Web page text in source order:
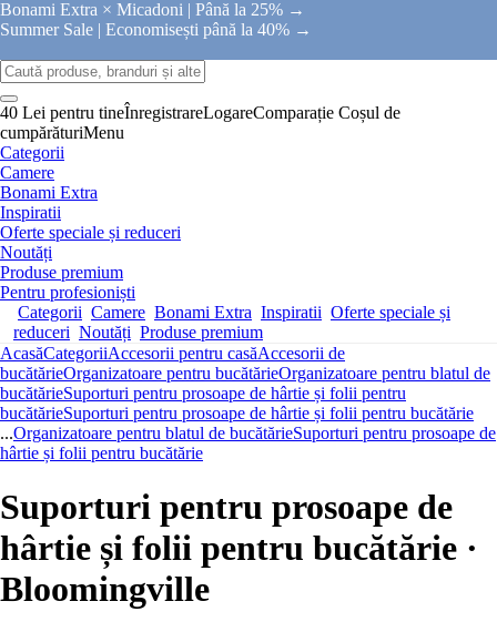
Bonami Extra × Micadoni | Până la 25% →
Summer Sale | Economisești până la 40% →
40 Lei pentru tineÎnregistrareLogareComparație Coșul de
cumpărăturiMenu
Categorii
Camere
Bonami Extra
Inspiratii
Oferte speciale și reduceri
Noutăți
Produse premium
Pentru profesioniști
Categorii Camere Bonami Extra Inspiratii Oferte speciale și
reduceri Noutăți Produse premium
AcasăCategoriiAccesorii pentru casăAccesorii de
bucătărieOrganizatoare pentru bucătărieOrganizatoare pentru blatul de
bucătărieSuporturi pentru prosoape de hârtie și folii pentru
bucătărieSuporturi pentru prosoape de hârtie și folii pentru bucătărie
...Organizatoare pentru blatul de bucătărieSuporturi pentru prosoape de
hârtie și folii pentru bucătărie
Suporturi pentru prosoape de
hârtie și folii pentru bucătărie ·
Bloomingville